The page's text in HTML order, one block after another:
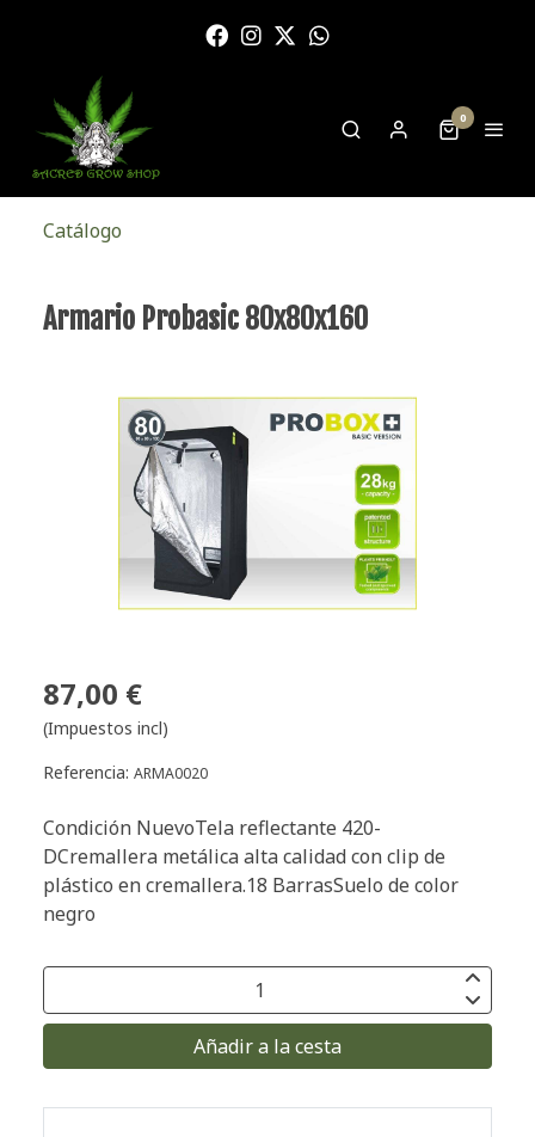
0
Catálogo
Armario Probasic 80x80x160
87,00 €
(Impuestos incl)
Referencia: ARMA0020
Condición NuevoTela reflectante 420-
DCremallera metálica alta calidad con clip de
plástico en cremallera.18 BarrasSuelo de color
negro
Añadir a la cesta